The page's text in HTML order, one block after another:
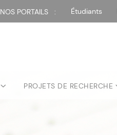
NOS PORTAILS : Étudiants
PROJETS DE RECHERCHE